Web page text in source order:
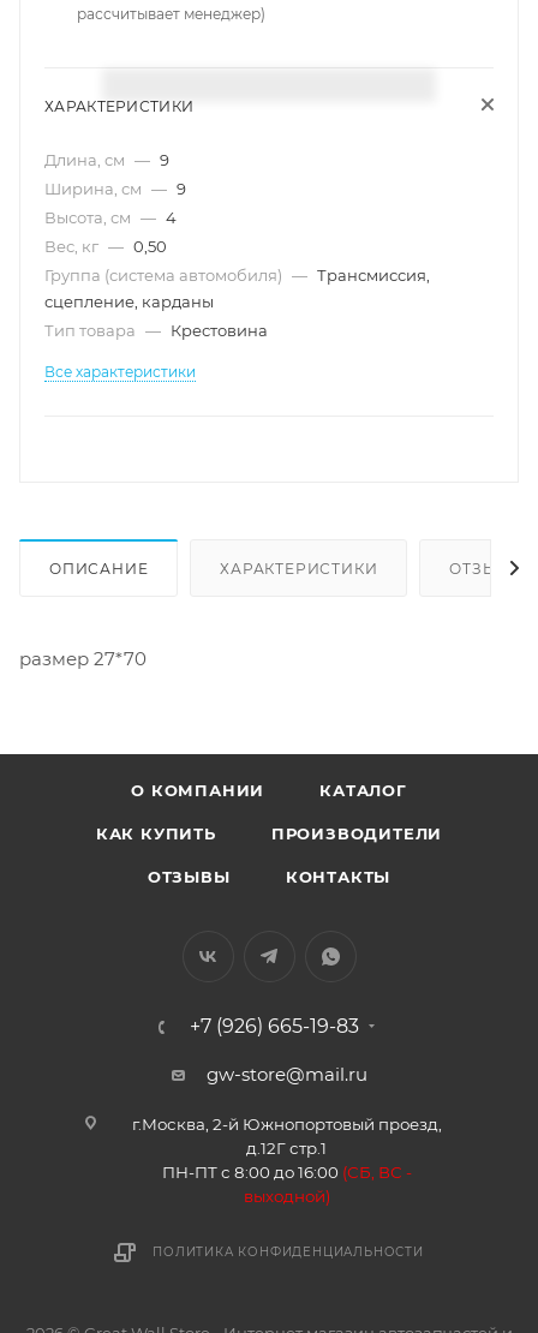
рассчитывает менеджер)
ХАРАКТЕРИСТИКИ
Длина, см — 9
Ширина, см — 9
Высота, см — 4
Вес, кг — 0,50
Группа (система автомобиля) — Трансмиссия,
сцепление, карданы
Тип товара — Крестовина
Все характеристики
ОПИСАНИЕ ХАРАКТЕРИСТИКИ ОТЗЫВЫ
размер 27*70
О КОМПАНИИ КАТАЛОГ
КАК КУПИТЬ ПРОИЗВОДИТЕЛИ
ОТЗЫВЫ КОНТАКТЫ
+7 (926) 665-19-83
gw-store@mail.ru
г.Москва, 2-й Южнопортовый проезд,
д.12Г стр.1
ПН-ПТ с 8:00 до 16:00 (СБ, ВС -
выходной)
ПОЛИТИКА КОНФИДЕНЦИАЛЬНОСТИ